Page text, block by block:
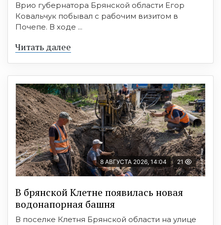
Врио губернатора Брянской области Егор
Ковальчук побывал с рабочим визитом в
Почепе. В ходе ...
Читать далее
8 АВГУСТА 2026, 14:04 21
В брянской Клетне появилась новая
водонапорная башня
В поселке Клетня Брянской области на улице